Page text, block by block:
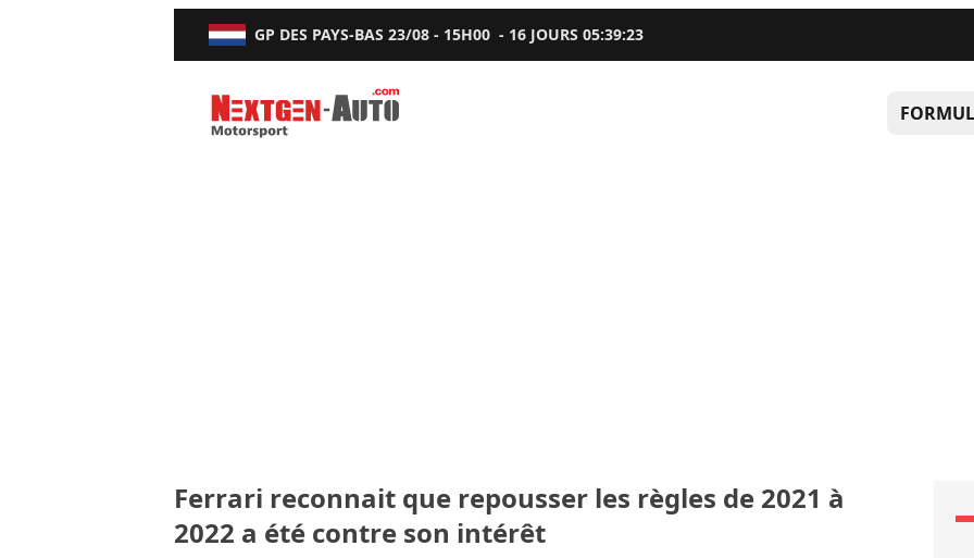
GP DES PAYS-BAS 23/08 - 15H00 - 16 JOURS05:39:22
Nextgen-Auto.com
Ferrari reconnait que repousser les règles de 2021 à
2022 a été contre son intérêt